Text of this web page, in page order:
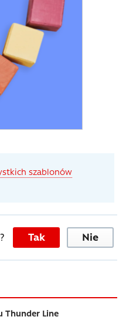
szablonów
Tak Nie
Thunder Line